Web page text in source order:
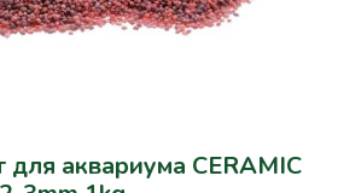
для аквариума CERAMIC